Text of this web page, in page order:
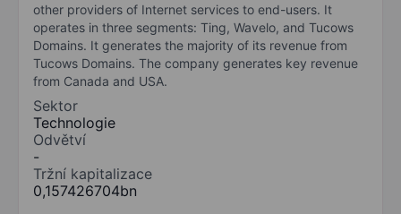
other providers of Internet services to end-users. It
operates in three segments: Ting, Wavelo, and Tucows
Domains. It generates the majority of its revenue from
Tucows Domains. The company generates key revenue
from Canada and USA.
Sektor
Technologie
Odvětví
-
Tržní kapitalizace
0,157426704bn